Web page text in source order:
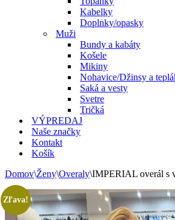
Kabelky
Doplnky/opasky
Muži
Bundy a kabáty
Košele
Mikiny
Nohavice/Džinsy a
Saká a vesty
Svetre
Tričká
VÝPREDAJ
Naše značky
Kontakt
Košík
Domov\Ženy\Overaly\IMPERIAL overál s
Zľava!